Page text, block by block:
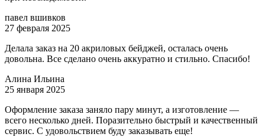
павел вшивков
27 февраля 2025
Делала заказ на 20 акриловых бейджей, осталась очень
довольна. Все сделано очень аккуратно и стильно. Спасибо!
Алина Ильина
25 января 2025
Оформление заказа заняло пару минут, а изготовление —
всего несколько дней. Поразительно быстрый и качественный
сервис. С удовольствием буду заказывать еще!